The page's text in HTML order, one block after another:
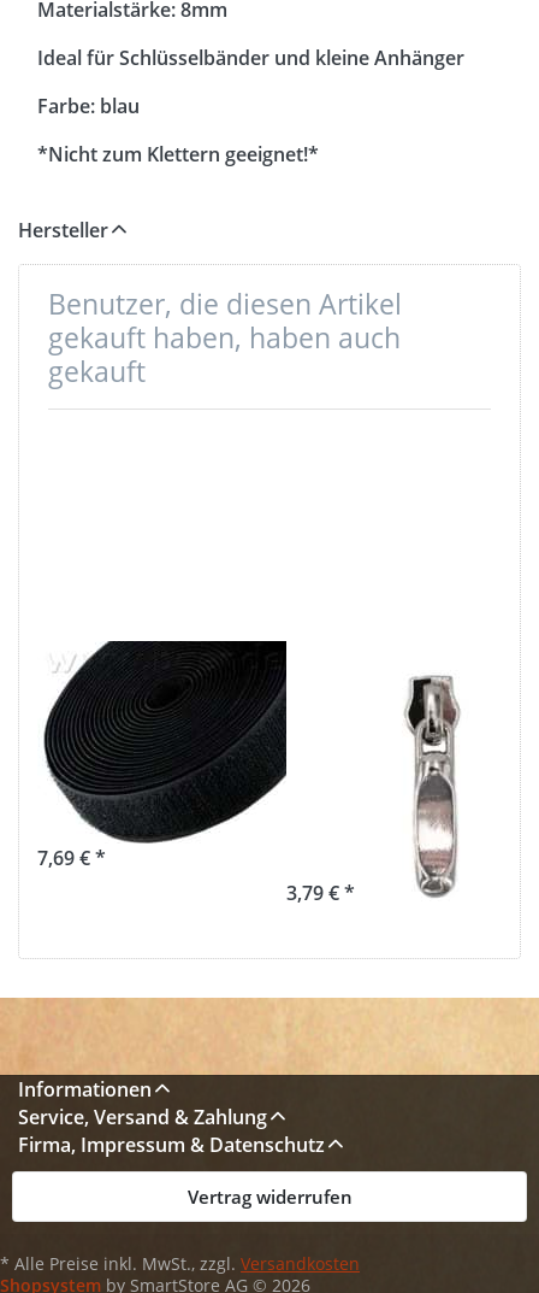
Materialstärke: 8mm
Ideal für Schlüsselbänder und kleine Anhänger
Farbe: blau
*Nicht zum Klettern geeignet!*
Hersteller
Benutzer, die diesen Artikel
gekauft haben, haben auch
gekauft
25m
Hakenband -
25mm breit -
Farbe: schwarz -
zum Aufnähen
7,69 € *
Silberfarben /
schmale Form -
Reißverschlüsse
3,79 € *
Informationen
Service, Versand & Zahlung
Firma, Impressum & Datenschutz
Vertrag widerrufen
* Alle Preise inkl. MwSt., zzgl. Versandkosten
Shopsystem by SmartStore AG © 2026